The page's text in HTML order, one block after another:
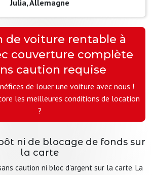
Julia, Allemagne
de voiture rentable à
couverture complète
caution requise
de louer une voiture avec nous !
les meilleures conditions de location
?
ni de blocage de fonds sur
la carte
caution ni bloc d'argent sur la carte. La